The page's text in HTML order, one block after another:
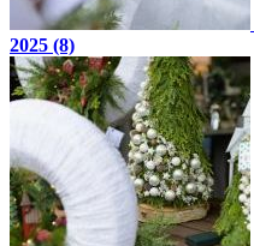
2025 (8)